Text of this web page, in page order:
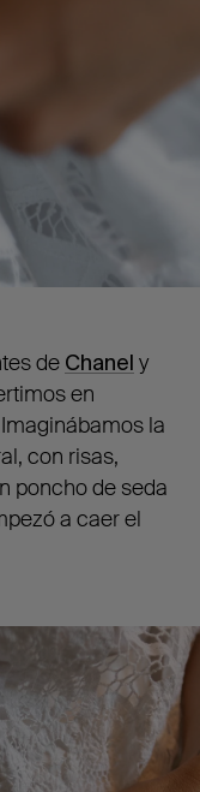
de Chanel y
en
la
con risas,
poncho de seda
a caer el